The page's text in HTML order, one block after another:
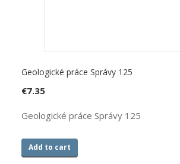
Geologické práce Správy 125
€7.35
Geologické práce Správy 125
Add to cart